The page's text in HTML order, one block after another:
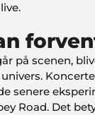
på scenen,
univers.
senere
Road. Det